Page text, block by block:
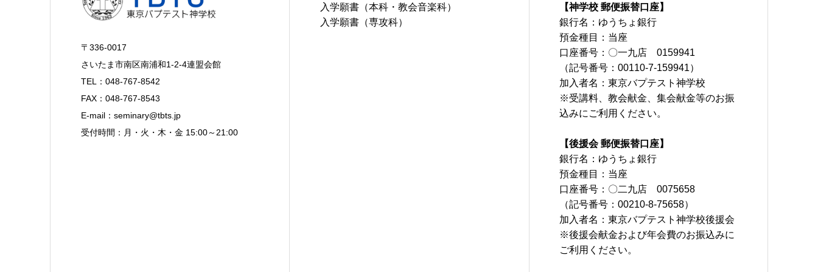
〒336-0017
さいたま市南区南浦和1-2-4連盟会館
TEL：048-767-8542
FAX：048-767-8543
E-mail：seminary@tbts.jp
受付時間：月・火・木・金 15:00～21:00
入学願書（本科・教会音楽科）
入学願書（専攻科）
【神学校 郵便振替口座】
銀行名：ゆうちょ銀行
預金種目：当座
口座番号：〇一九店 0159941
（記号番号：00110-7-159941）
加入者名：東京バプテスト神学校
※受講料、教会献金、集会献金等のお振
込みにご利用ください。
【後援会 郵便振替口座】
銀行名：ゆうちょ銀行
預金種目：当座
口座番号：〇二九店 0075658
（記号番号：00210-8-75658）
加入者名：東京バプテスト神学校後援会
※後援会献金および年会費のお振込みに
ご利用ください。